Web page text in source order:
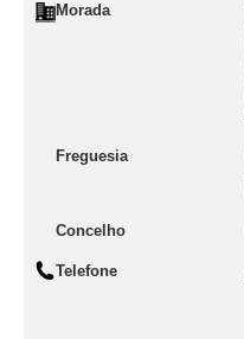
Morada
Freguesia
Concelho
Telefone